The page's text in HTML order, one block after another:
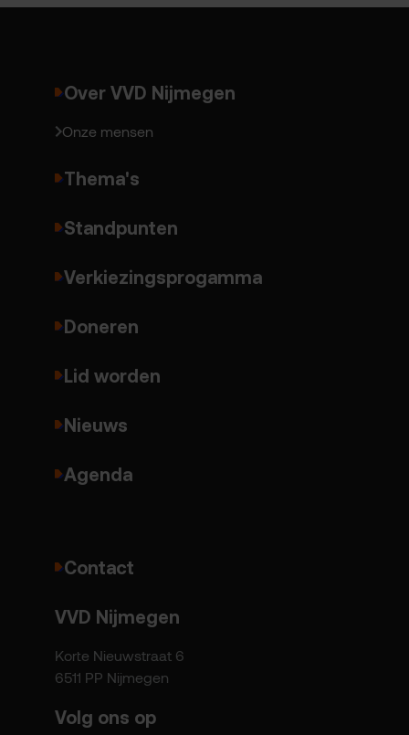
Over VVD Nijmegen
Onze mensen
Thema's
Standpunten
Verkiezingsprogamma
Doneren
Lid worden
Nieuws
Agenda
Contact
VVD Nijmegen
Korte Nieuwstraat 6
6511 PP Nijmegen
Volg ons op